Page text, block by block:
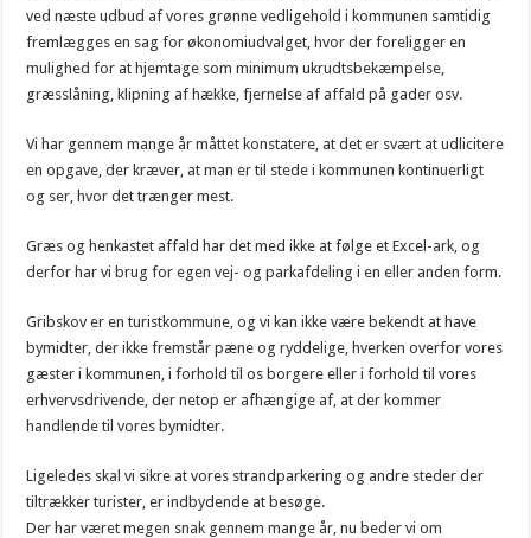
ved næste udbud af vores grønne vedligehold i kommunen samtidig
fremlægges en sag for økonomiudvalget, hvor der foreligger en
mulighed for at hjemtage som minimum ukrudtsbekæmpelse,
græsslåning, klipning af hække, fjernelse af affald på gader osv.
Vi har gennem mange år måttet konstatere, at det er svært at udlicitere
en opgave, der kræver, at man er til stede i kommunen kontinuerligt
og ser, hvor det trænger mest.
Græs og henkastet affald har det med ikke at følge et Excel-ark, og
derfor har vi brug for egen vej- og parkafdeling i en eller anden form.
Gribskov er en turistkommune, og vi kan ikke være bekendt at have
bymidter, der ikke fremstår pæne og ryddelige, hverken overfor vores
gæster i kommunen, i forhold til os borgere eller i forhold til vores
erhvervsdrivende, der netop er afhængige af, at der kommer
handlende til vores bymidter.
Ligeledes skal vi sikre at vores strandparkering og andre steder der
tiltrækker turister, er indbydende at besøge.
Der har været megen snak gennem mange år, nu beder vi om